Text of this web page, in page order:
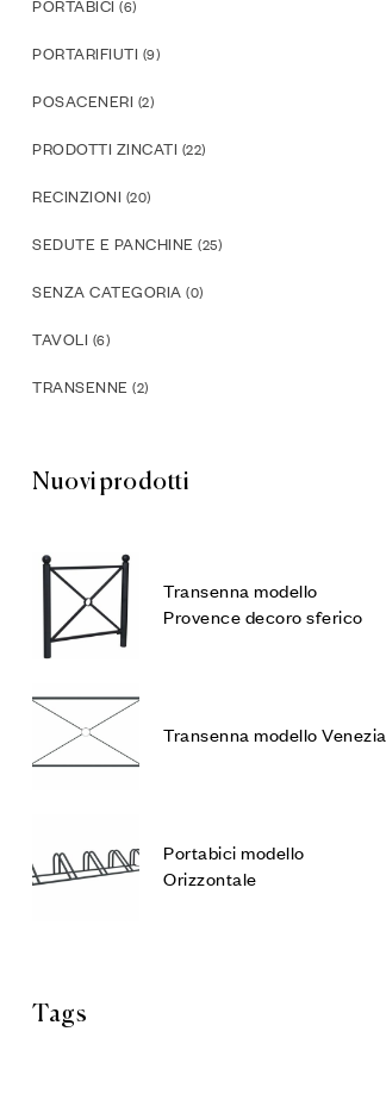
PORTABICI (6)
PORTARIFIUTI (9)
POSACENERI (2)
PRODOTTI ZINCATI (22)
RECINZIONI (20)
SEDUTE E PANCHINE (25)
SENZA CATEGORIA (0)
TAVOLI (6)
TRANSENNE (2)
Nuovi prodotti
Transenna modello
Provence decoro sferico
Transenna modello Venezia
Portabici modello
Orizzontale
Tags